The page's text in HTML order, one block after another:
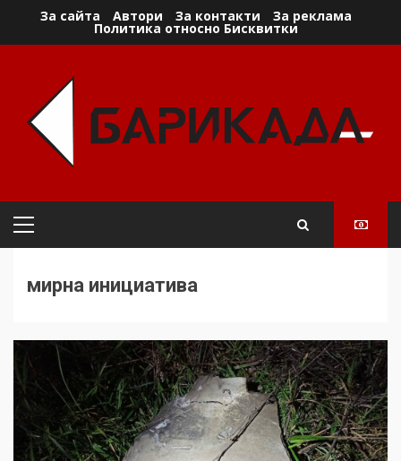
За сайта Автори За контакти За реклама
Политика относно Бисквитки
Primary
мирна инициатива